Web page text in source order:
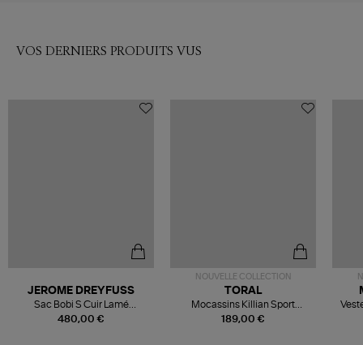
VOS DERNIERS PRODUITS VUS
480,00 €
JEROME DREYFUSS
Sac Bobi S Cuir Lamé
Champagne
NOUVELLE COLLECTION
189,00 €
TORAL
Mocassins Killian Sport
Mousse